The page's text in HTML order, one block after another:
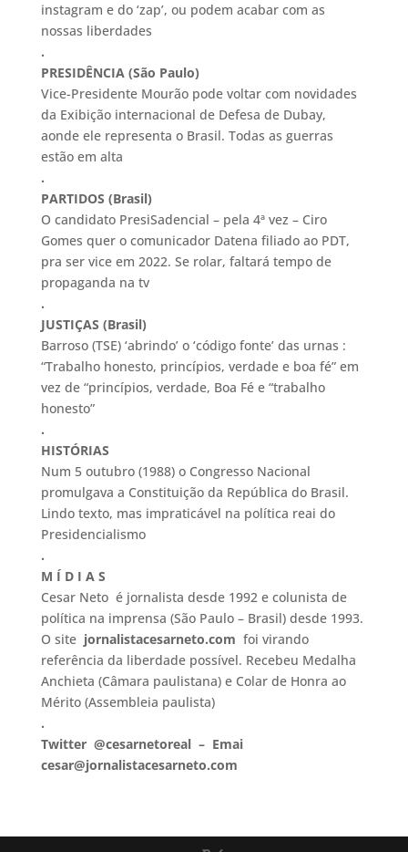
instagram e do ‘zap’, ou podem acabar com as
nossas liberdades
.
PRESIDÊNCIA (São Paulo)
Vice-Presidente Mourão pode voltar com novidades
da Exibição internacional de Defesa de Dubay,
aonde ele representa o Brasil. Todas as guerras
estão em alta
.
PARTIDOS (Brasil)
O candidato PresiSadencial – pela 4ª vez – Ciro
Gomes quer o comunicador Datena filiado ao PDT,
pra ser vice em 2022. Se rolar, faltará tempo de
propaganda na tv
.
JUSTIÇAS (Brasil)
Barroso (TSE) ‘abrindo’ o ‘código fonte’ das urnas :
“Trabalho honesto, princípios, verdade e boa fé” em
vez de “princípios, verdade, Boa Fé e “trabalho
honesto”
.
HISTÓRIAS
Num 5 outubro (1988) o Congresso Nacional
promulgava a Constituição da República do Brasil.
Lindo texto, mas impraticável na política reai do
Presidencialismo
.
M Í D I A S
Cesar Neto é jornalista desde 1992 e colunista de
política na imprensa (São Paulo – Brasil) desde 1993.
O site jornalistacesarneto.com foi virando
referência da liberdade possível. Recebeu Medalha
Anchieta (Câmara paulistana) e Colar de Honra ao
Mérito (Assembleia paulista)
.
Twitter @cesarnetoreal – Emai
cesar@jornalistacesarneto.com